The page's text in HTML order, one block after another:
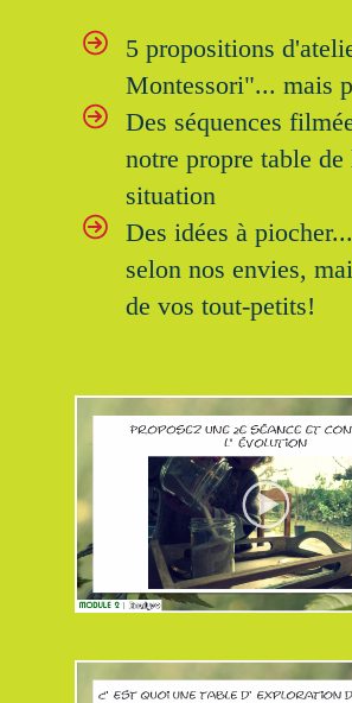
5 propositions
Montessori"... mais
Des séquences
notre propre table
situation
Des idées à
selon nos envies,
de vos tout-petits!